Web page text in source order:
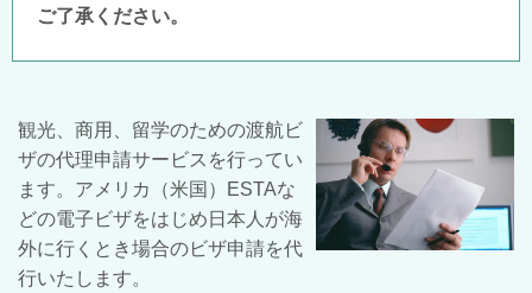
ご了承ください。
観光、商用、留学のための渡航ビ
ザの代理申請サービスを行ってい
ます。 アメリカ（米国）ESTAな
どの電子ビザをはじめ 日本人が海
外に行くとき場合のビザ申請を代
行いたします。